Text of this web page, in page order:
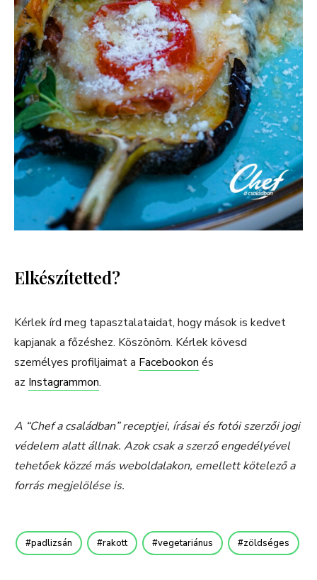
Elkészítetted?
Kérlek írd meg tapasztalataidat, hogy mások is kedvet
kapjanak a főzéshez. Köszönöm. Kérlek kövesd
személyes profiljaimat a Facebookon és
az Instagrammon.
A “Chef a családban” receptjei, írásai és fotói szerzői jogi
védelem alatt állnak. Azok csak a szerző engedélyével
tehetőek közzé más weboldalakon, emellett kötelező a
forrás megjelölése is.
padlizsán rakott vegetariánus zöldséges